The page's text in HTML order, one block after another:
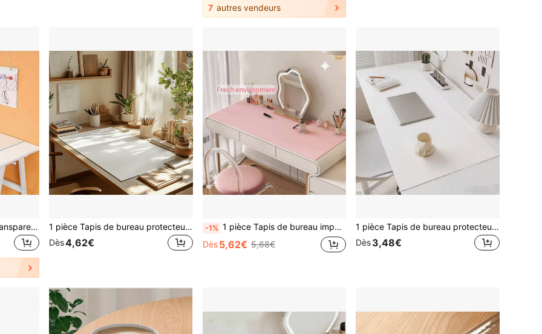
7 autres vendeurs
1 pièce Tapis de bureau transparent en PVC, protecteur de bureau, grand tapis de souris, tapis de bureau pour ordinateur portable, tapis de bureau pour manucure, tapis de table basse, tapis de table de vanité, nappe super grande, imperméable, résistant à l'huile, résistant aux rayures, tapis de table à manger réutilisable, convient à diverses tailles de bureau
1 pièce Tapis de bureau protecteur pour les yeux, grand tapis de souris, tapis absorbant PU antidérapant, tapis de bureau pour ordinateur portable, tapis de bureau pour manucure et maquillage, tapis de table à café, tapis de coiffeuse, super grande nappe, tapis de bureau imperméable, résistant à l'huile et aux rayures pour accessoires de bureau et de maison, fournitures de bureau, décoration de bureau, tapis de souris, table d'étude, tapis de souris pour bureau, décoration de bureau
Dès4,62€
-1% 1 pièce Tapis de bureau imperméable et résistant aux taches, convient pour la coiffeuse, le maquillage, le bureau, la chambre d'étudiant, le bureau
Dès 5,62€ 5,68€
1 pièce Tapis de bureau protecteur pour les yeux, peut également être utilisé comme sous-main de bureau, grand tapis de souris, tapis de bureau pour ordinateur portable, tapis de manucure et de maquillage, tapis de table basse, tapis de coiffeuse, protecteur de surface pour meuble TV et couvre-meuble à chaussures. Il peut également être utilisé comme tapis d'égouttoir de cuisine, nappe de table basse, très grande nappe et tapis de bureau sans lavage, convient pour le bureau et la maison.
Dès3,48€